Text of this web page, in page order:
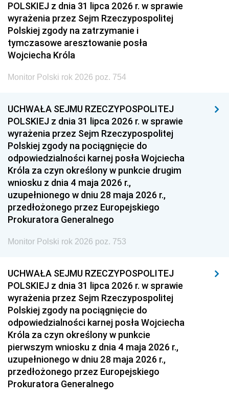
POLSKIEJ z dnia 31 lipca 2026 r. w sprawie
wyrażenia przez Sejm Rzeczypospolitej
Polskiej zgody na zatrzymanie i
tymczasowe aresztowanie posła
Wojciecha Króla
Monitor Polski rok 2026 poz. 754
UCHWAŁA SEJMU RZECZYPOSPOLITEJ
POLSKIEJ z dnia 31 lipca 2026 r. w sprawie
wyrażenia przez Sejm Rzeczypospolitej
Polskiej zgody na pociągnięcie do
odpowiedzialności karnej posła Wojciecha
Króla za czyn określony w punkcie drugim
wniosku z dnia 4 maja 2026 r.,
uzupełnionego w dniu 28 maja 2026 r.,
przedłożonego przez Europejskiego
Prokuratora Generalnego
Monitor Polski rok 2026 poz. 753
UCHWAŁA SEJMU RZECZYPOSPOLITEJ
POLSKIEJ z dnia 31 lipca 2026 r. w sprawie
wyrażenia przez Sejm Rzeczypospolitej
Polskiej zgody na pociągnięcie do
odpowiedzialności karnej posła Wojciecha
Króla za czyn określony w punkcie
pierwszym wniosku z dnia 4 maja 2026 r.,
uzupełnionego w dniu 28 maja 2026 r.,
przedłożonego przez Europejskiego
Prokuratora Generalnego